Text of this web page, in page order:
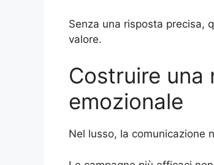
Senza una risposta precisa,
valore.
Costruire una
emozionale
Nel lusso, la comunicazione